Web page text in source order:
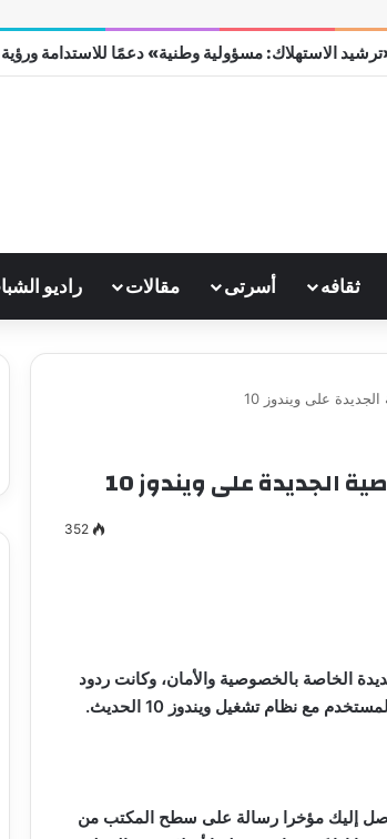
الاستهلاك: مسؤولية وطنية» دعمًا للاستدامة ورؤية مصر
ثقافه أسرتى مقالات راديو
على ويندوز 10
على ويندوز 10
352
مايكروسوفت إن العملاء سعداء للغاية بمزايا ويندوز 10 الجديدة الخاصة بالخصوصية والأمان، وكانت ردود
مع نظام تشغيل ويندوز 10 الحديث.
ويندوز 10 فمن المفترض أنه وصل إليك مؤخرا رسالة على سطح المكتب من
سيف
….
مصطفى كامل سيف الدين …. يكتب